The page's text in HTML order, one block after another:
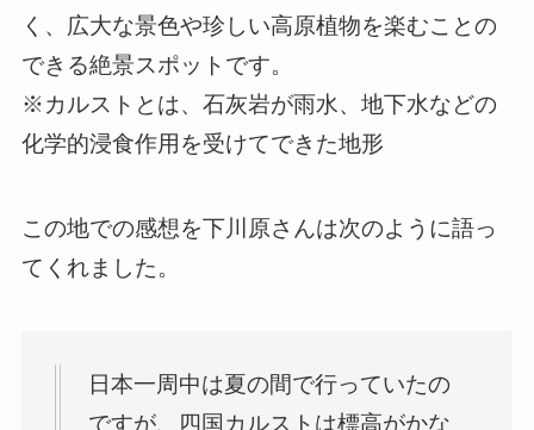
く、広大な景色や珍しい高原植物を楽むことの
できる絶景スポットです。
※カルストとは、石灰岩が雨水、地下水などの
化学的浸食作用を受けてできた地形
この地での感想を下川原さんは次のように語っ
てくれました。
日本一周中は夏の間で行っていたの
ですが、四国カルストは標高がかな